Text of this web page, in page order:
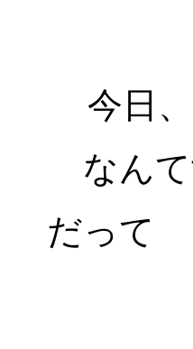
今日
なん
だって